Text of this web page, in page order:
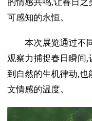
的情感共鸣,让春日之
可感知的永恒。
本次展览通过不同
观察力捕捉春日瞬间,
到自然的生机律动,也
文情感的温度。